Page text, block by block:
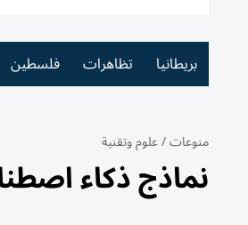
بريطانيا تظاهرات فلسطين
منوعات/علوم وتقنية
نماذج ذكاء